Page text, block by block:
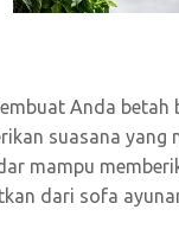
Anda
suasana
mampu
dari sofa